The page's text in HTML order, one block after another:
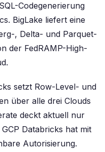
Codegenerierung
BigLake liefert eine
, Delta- und Parquet-
der FedRAMP-High-
setzt Row-Level- und
über alle drei Clouds
deckt aktuell nur
Databricks hat mit
Autorisierung.